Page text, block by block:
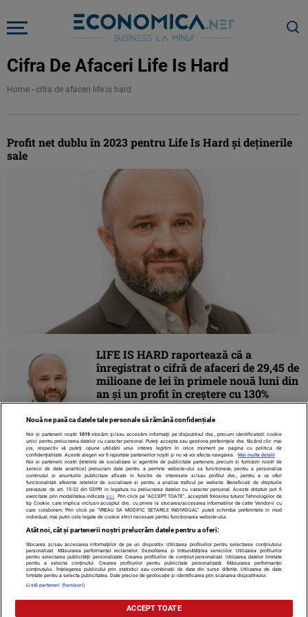
Cifra De Afaceri Life Is Hard
Home - cifra de afaceri life is hard
Profit net dublu în 2023 pentru Life Is Hard și deținerile
sale
LIFE IS HARD raportează că a
înregistrat o cifră de afaceri de 29,45 de
milioane de lei în primele nouă luni din
an și un profit în creștere cu 130%
Contact Despre noi Termeni și condiții
Citarea se poate face în limita a 250 de semne. Nici o instituţie sau persoană
(site-uri, instituţii mass-media, firme de monitorizare) nu poate reproduce
Nouă ne pasă ca datele tale personale să rămână confidențiale
Noi și partenerii noștri 1019stocăm și/sau accesăm informații pe dispozitivul dvs., precum identificatorii cookie
unici pentru prelucrarea datelor cu caracter personal. Puteți accepta sau gestiona preferințele dvs. făcând clic mai
jos, respectiv vă puteți opune utilizării unui interes legitim în orice moment pe pagina cu politica de
confidențialitate. Aceste alegeri vor fi raportate partenerilor noștri și nu vă vor afecta navigarea.
Mai multe detalii
Noi si partenerii nostri (retelele de socializare si agentiile de publicitate partenere, precum si furnizorii nostri de
servicii de date analitice) prelucram date pentru a permite website-ului sa functioneze, pentru a personaliza
continutul si anunturile publicitare afisate in functie de interesele si/sau profilul dvs., pentru a va oferi
functionalitati aferente retelelor de socializare si pentru a analiza traficul pe website. Beneficiati de drepturile
prevazute de art. 15-22 din GDPR in legatura cu prelucrarea datelor cu caracter personal. Aceste drepturi pot fi
exercitate prin modalitatea indicataaici . Prin click pe “ACCEPT TOATE”, acceptati folosirea tuturor Tehnologiilor de
tip Cookie, care implica inclusiv acceptul dvs. cu privire la stocarea/accesarea informatiilor de catre Vendor-ii cu
care colaboram. Prin click pe “VREAU SA MODIFIC SETARILE INDIVIDUAL” puteti schimba preferintele in mod
individual, mai putin cele legate de cookie strict necesare pentru functionarea website-ului.
Atât noi, cât și partenerii noștri prelucrăm datele pentru a oferi:
Stocarea și/sau accesarea informațiilor de pe un dispozitiv. Utilizarea profilurilor pentru selectarea conținutului
personalizat. Măsurarea performanței reclamelor. Dezvoltarea și îmbunătățirea serviciilor. Utilizarea profilurilor
pentru selectarea publicității personalizate. Crearea profilurilor de conținut personalizat. Utilizarea datelor limitate
pentru a selecta conținutul. Crearea profilurilor pentru publicitate personalizată. Măsurarea performanței
conținutului. Înțelegerea publicului prin statistici sau combinații de date din surse diferite. Utilizarea de date
limitate pentru a selecta publicitatea. Date precise de geolocație și identificarea prin scanarea dispozitivului.
Listă parteneri (furnizori)
ACCEPT TOATE